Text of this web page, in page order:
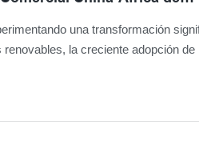
una transformación
la creciente adopción de